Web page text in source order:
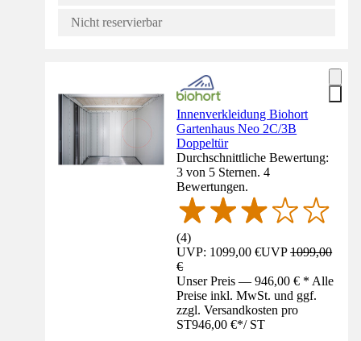
Nicht reservierbar
Innenverkleidung Biohort
Gartenhaus Neo 2C/3B
Doppeltür
Durchschnittliche Bewertung:
3 von 5 Sternen. 4
Bewertungen.
(4)
UVP: 1099,00 €UVP1099,00
€
Unser Preis — 946,00 € * Alle
Preise inkl. MwSt. und ggf.
zzgl. Versandkosten pro
ST946,00 €*/ ST